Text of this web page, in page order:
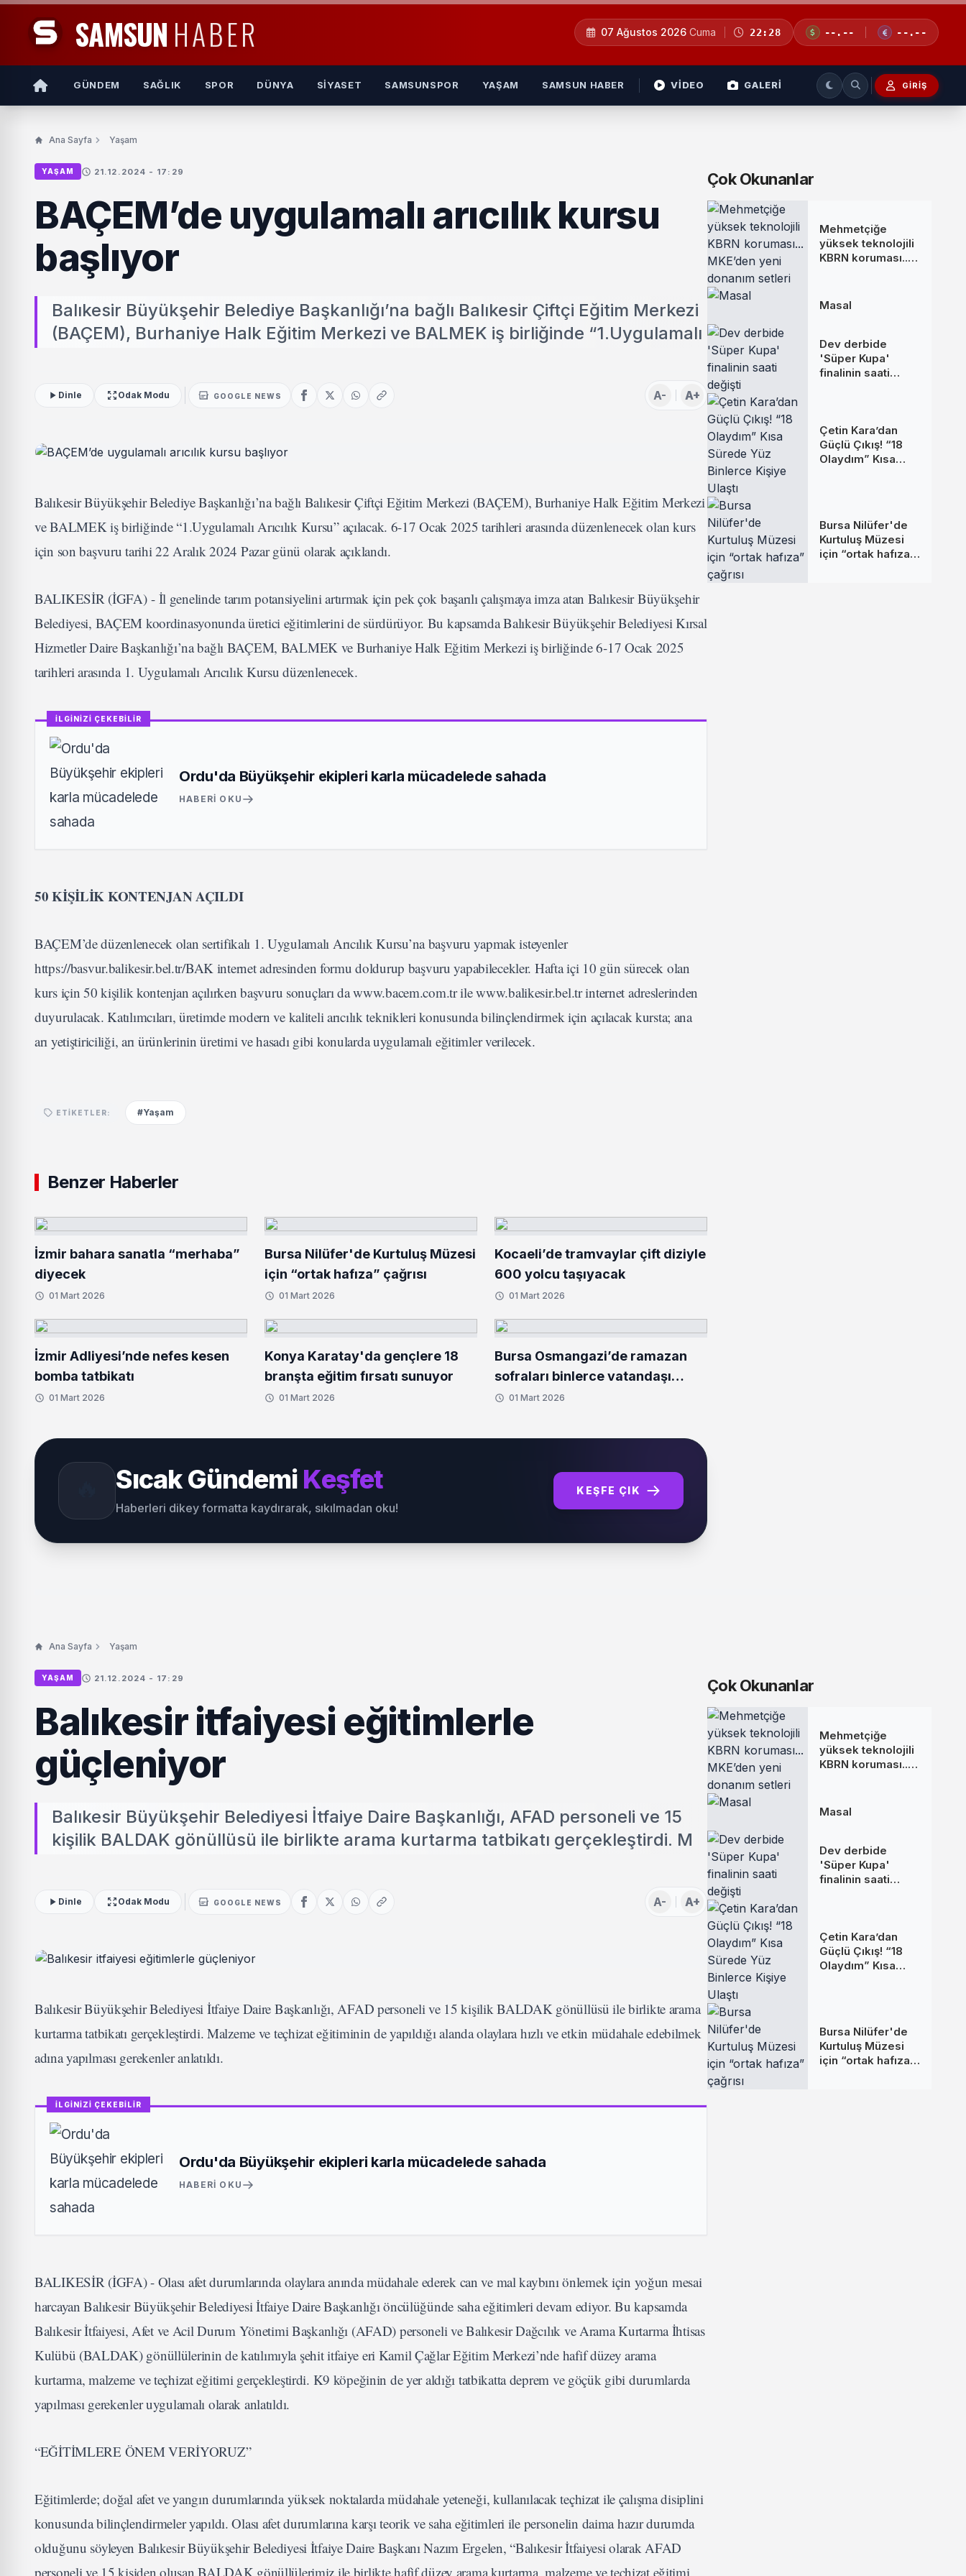
SAMSUN HABER 07 Ağustos 2026 Cuma 22:28 --.-- --.--
GÜNDEM SAĞLIK SPOR DÜNYA SIYASET SAMSUNSPOR YAŞAM SAMSUN HABER VİDEO GALERİ GIRIŞ
Ana Sayfa Yaşam
YAŞAM 21.12.2024 - 17:29
BAÇEM’de uygulamalı arıcılık kursu
başlıyor
Balıkesir Büyükşehir Belediye Başkanlığı’na bağlı Balıkesir Çiftçi Eğitim Merkezi
(BAÇEM), Burhaniye Halk Eğitim Merkezi ve BALMEK iş birliğinde “1.Uygulamalı
Dinle Odak Modu GOOGLE NEWS A- A+
Balıkesir Büyükşehir Belediye Başkanlığı’na bağlı Balıkesir Çiftçi Eğitim Merkezi (BAÇEM), Burhaniye Halk Eğitim Merkezi
ve BALMEK iş birliğinde “1.Uygulamalı Arıcılık Kursu” açılacak. 6-17 Ocak 2025 tarihleri arasında düzenlenecek olan kurs
için son başvuru tarihi 22 Aralık 2024 Pazar günü olarak açıklandı.
BALIKESİR (İGFA) - İl genelinde tarım potansiyelini artırmak için pek çok başarılı çalışmaya imza atan Balıkesir Büyükşehir
Belediyesi, BAÇEM koordinasyonunda üretici eğitimlerini de sürdürüyor. Bu kapsamda Balıkesir Büyükşehir Belediyesi Kırsal
Hizmetler Daire Başkanlığı’na bağlı BAÇEM, BALMEK ve Burhaniye Halk Eğitim Merkezi iş birliğinde 6-17 Ocak 2025
tarihleri arasında 1. Uygulamalı Arıcılık Kursu düzenlenecek.
İLGİNİZİ ÇEKEBİLİR
Ordu'da Büyükşehir ekipleri karla mücadelede sahada
HABERI OKU
50 KİŞİLİK KONTENJAN AÇILDI
BAÇEM’de düzenlenecek olan sertifikalı 1. Uygulamalı Arıcılık Kursu’na başvuru yapmak isteyenler
https://basvur.balikesir.bel.tr/BAK internet adresinden formu doldurup başvuru yapabilecekler. Hafta içi 10 gün sürecek olan
kurs için 50 kişilik kontenjan açılırken başvuru sonuçları da www.bacem.com.tr ile www.balikesir.bel.tr internet adreslerinden
duyurulacak. Katılımcıları, üretimde modern ve kaliteli arıcılık teknikleri konusunda bilinçlendirmek için açılacak kursta; ana
arı yetiştiriciliği, arı ürünlerinin üretimi ve hasadı gibi konularda uygulamalı eğitimler verilecek.
ETIKETLER: #Yaşam
Benzer Haberler
İzmir bahara sanatla “merhaba”
diyecek
01 Mart 2026
Bursa Nilüfer'de Kurtuluş Müzesi
için “ortak hafıza” çağrısı
01 Mart 2026
Kocaeli’de tramvaylar çift diziyle
600 yolcu taşıyacak
01 Mart 2026
İzmir Adliyesi’nde nefes kesen
bomba tatbikatı
01 Mart 2026
Konya Karatay'da gençlere 18
branşta eğitim fırsatı sunuyor
01 Mart 2026
Bursa Osmangazi’de ramazan
sofraları binlerce vatandaşı
buluşturuyor
01 Mart 2026
Sıcak Gündemi Keşfet
Haberleri dikey formatta kaydırarak, sıkılmadan oku!
KEŞFE ÇIK
Çok Okunanlar
Mehmetçiğe
yüksek teknolojili
KBRN koruması...
Masal
Dev derbide
'Süper Kupa'
finalinin saati
Çetin Kara’dan
Güçlü Çıkış! “18
Olaydım” Kısa
Bursa Nilüfer'de
Kurtuluş Müzesi
için “ortak hafıza”
Ana Sayfa Yaşam
YAŞAM 21.12.2024 - 17:29
Balıkesir itfaiyesi eğitimlerle
güçleniyor
Balıkesir Büyükşehir Belediyesi İtfaiye Daire Başkanlığı, AFAD personeli ve 15
kişilik BALDAK gönüllüsü ile birlikte arama kurtarma tatbikatı gerçekleştirdi. M
Dinle Odak Modu GOOGLE NEWS A- A+
Balıkesir Büyükşehir Belediyesi İtfaiye Daire Başkanlığı, AFAD personeli ve 15 kişilik BALDAK gönüllüsü ile birlikte arama
kurtarma tatbikatı gerçekleştirdi. Malzeme ve teçhizat eğitiminin de yapıldığı alanda olaylara hızlı ve etkin müdahale edebilmek
adına yapılması gerekenler anlatıldı.
İLGİNİZİ ÇEKEBİLİR
Ordu'da Büyükşehir ekipleri karla mücadelede sahada
HABERI OKU
BALIKESİR (İGFA) - Olası afet durumlarında olaylara anında müdahale ederek can ve mal kaybını önlemek için yoğun mesai
harcayan Balıkesir Büyükşehir Belediyesi İtfaiye Daire Başkanlığı öncülüğünde saha eğitimleri devam ediyor. Bu kapsamda
Balıkesir İtfaiyesi, Afet ve Acil Durum Yönetimi Başkanlığı (AFAD) personeli ve Balıkesir Dağcılık ve Arama Kurtarma İhtisas
Kulübü (BALDAK) gönüllülerinin de katılımıyla şehit itfaiye eri Kamil Çağlar Eğitim Merkezi’nde hafif düzey arama
kurtarma, malzeme ve teçhizat eğitimi gerçekleştirdi. K9 köpeğinin de yer aldığı tatbikatta deprem ve göçük gibi durumlarda
yapılması gerekenler uygulamalı olarak anlatıldı.
“EĞİTİMLERE ÖNEM VERİYORUZ”
Eğitimlerde; doğal afet ve yangın durumlarında yüksek noktalarda müdahale yeteneği, kullanılacak teçhizat ile çalışma disiplini
konusunda bilinçlendirmeler yapıldı. Olası afet durumlarına karşı teorik ve saha eğitimleri ile personelin daima hazır durumda
olduğunu söyleyen Balıkesir Büyükşehir Belediyesi İtfaiye Daire Başkanı Nazım Ergelen, “Balıkesir İtfaiyesi olarak AFAD
personeli ve 15 kişiden oluşan BALDAK gönüllülerimiz ile birlikte hafif düzey arama kurtarma, malzeme ve teçhizat eğitimi
Çok Okunanlar
Mehmetçiğe
yüksek teknolojili
KBRN koruması...
Masal
Dev derbide
'Süper Kupa'
finalinin saati
Çetin Kara’dan
Güçlü Çıkış! “18
Olaydım” Kısa
Bursa Nilüfer'de
Kurtuluş Müzesi
için “ortak hafıza”